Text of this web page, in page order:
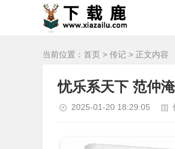
当前位置： 首页 > 传记 > 正文内容
忧乐系天下 范仲
2025-01-20 18:29:05